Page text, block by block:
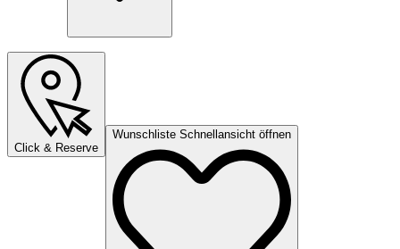
Click & Reserve
Wunschliste Schnellansicht öffnen